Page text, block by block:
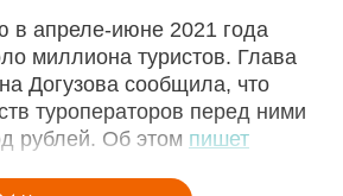
в апреле-июне 2021 года
миллиона туристов. Глава
Догузова сообщила, что
туроператоров перед ними
рублей. Об этом пишет